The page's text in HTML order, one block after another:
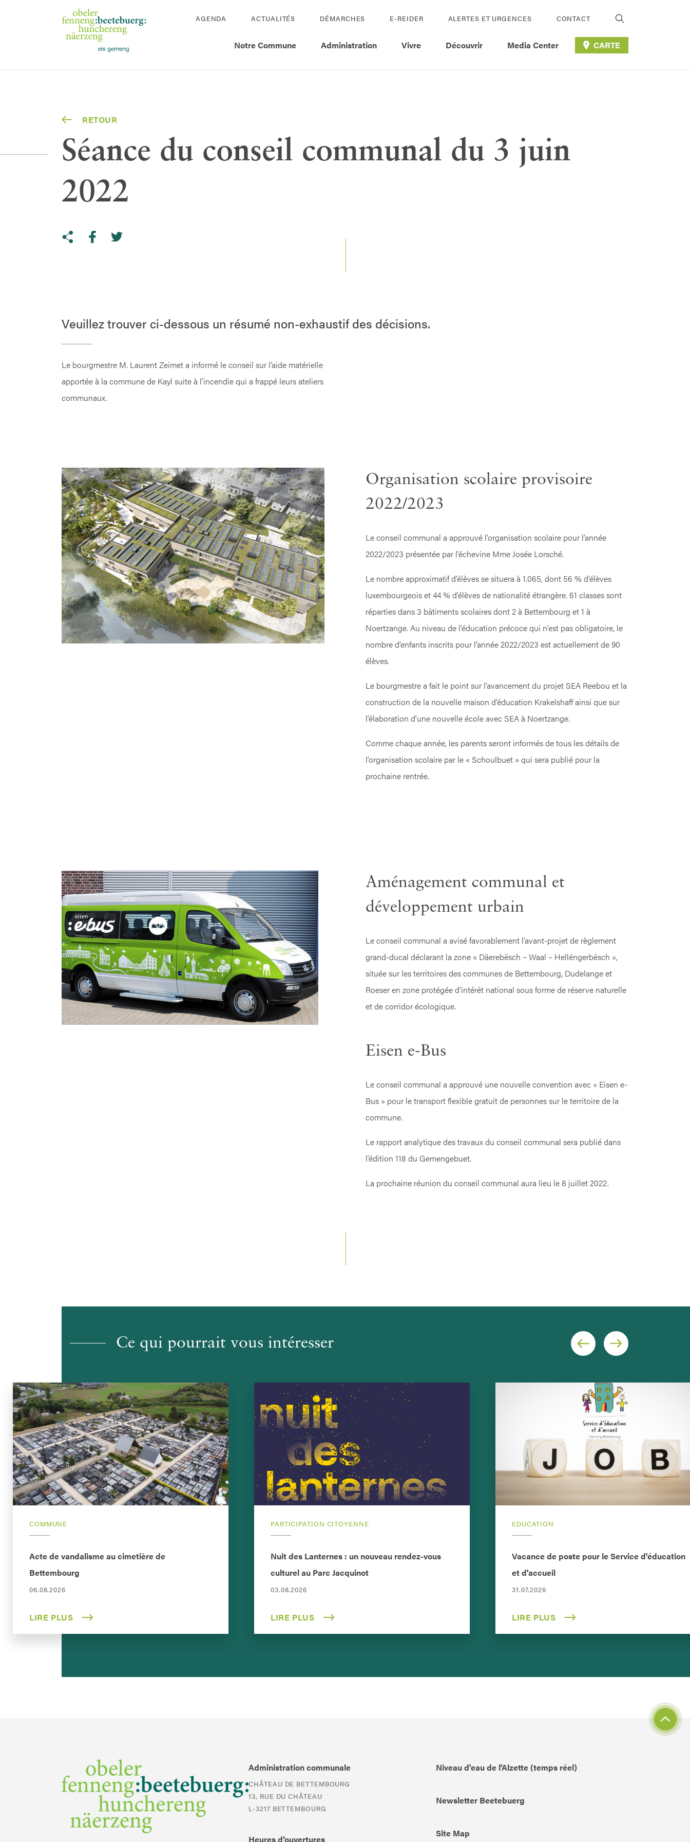
AGENDA ACTUALITÉS DÉMARCHES E-REIDER ALERTES ET URGENCES CONTACT
Notre Commune Administration Vivre Découvrir Media Center CARTE
RETOUR
Séance du conseil communal du 3 juin
2022
Veuillez trouver ci-dessous un résumé non-exhaustif des décisions.
Le bourgmestre M. Laurent Zeimet a informé le conseil sur l’aide matérielle
apportée à la commune de Kayl suite à l’incendie qui a frappé leurs ateliers
communaux.
Organisation scolaire provisoire
2022/2023
Le conseil communal a approuvé l’organisation scolaire pour l’année
2022/2023 présentée par l’échevine Mme Josée Lorsché.
Le nombre approximatif d’élèves se situera à 1.065, dont 56 % d’élèves
luxembourgeois et 44 % d’élèves de nationalité étrangère. 61 classes sont
réparties dans 3 bâtiments scolaires dont 2 à Bettembourg et 1 à
Noertzange. Au niveau de l’éducation précoce qui n’est pas obligatoire, le
nombre d’enfants inscrits pour l’année 2022/2023 est actuellement de 90
élèves.
Le bourgmestre a fait le point sur l’avancement du projet SEA Reebou et la
construction de la nouvelle maison d’éducation Krakelshaff ainsi que sur
l’élaboration d’une nouvelle école avec SEA à Noertzange.
Comme chaque année, les parents seront informés de tous les détails de
l’organisation scolaire par le « Schoulbuet » qui sera publié pour la
prochaine rentrée.
Aménagement communal et
développement urbain
Le conseil communal a avisé favorablement l’avant-projet de règlement
grand-ducal déclarant la zone « Däerebësch – Waal – Helléngerbësch »,
située sur les territoires des communes de Bettembourg, Dudelange et
Roeser en zone protégée d’intérêt national sous forme de réserve naturelle
et de corridor écologique.
Eisen e-Bus
Le conseil communal a approuvé une nouvelle convention avec « Eisen e-
Bus » pour le transport flexible gratuit de personnes sur le territoire de la
commune.
Le rapport analytique des travaux du conseil communal sera publié dans
l’édition 118 du Gemengebuet.
La prochaine réunion du conseil communal aura lieu le 8 juillet 2022.
Ce qui pourrait vous intéresser
COMMUNE
Acte de vandalisme au cimetière de
Bettembourg
06.08.2026
LIRE PLUS
PARTICIPATION CITOYENNE
Nuit des Lanternes : un nouveau rendez-vous
culturel au Parc Jacquinot
03.08.2026
LIRE PLUS
EDUCATION
Vacance de poste pour le Service d'éducation
et d'accueil
31.07.2026
LIRE PLUS
Administration communale
CHÂTEAU DE BETTEMBOURG
13, RUE DU CHÂTEAU
L-3217 BETTEMBOURG
Heures d’ouvertures
Niveau d'eau de l'Alzette (temps réel)
Newsletter Beetebuerg
Site Map